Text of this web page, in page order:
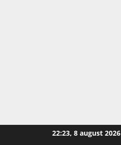
22:23, 8 august 2026